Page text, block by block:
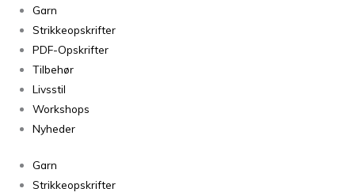
Garn
Strikkeopskrifter
PDF-Opskrifter
Tilbehør
Livsstil
Workshops
Nyheder
Garn
Strikkeopskrifter
Sock
Dahlia
antal